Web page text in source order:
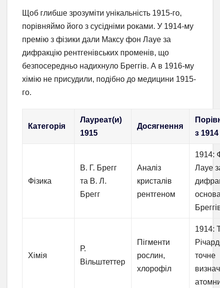
Щоб глибше зрозуміти унікальність 1915-го,
порівняймо його з сусідніми роками. У 1914-му
премію з фізики дали Максу фон Лауе за
дифракцію рентгенівських променів, що
безпосередньо надихнуло Бреггів. А в 1916-му
хімію не присудили, подібно до медицини 1915-
го.
Категорія
Лауреат(и)
1915
Досягнення
з 1914
Фізика
В. Г. Брегг
та В. Л.
Брегг
Аналіз
кристалів
рентгеном
1914:
Лауе
Хімія
Р.
Вільштеттер
Пігменти
рослин,
хлорофіл
1914:
точне